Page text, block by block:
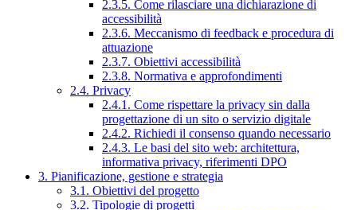
2.3.5. Come rilasciare una dichiarazione di
accessibilità
2.3.6. Meccanismo di feedback e procedura di
attuazione
2.3.7. Obiettivi accessibilità
2.3.8. Normativa e approfondimenti
2.4. Privacy
2.4.1. Come rispettare la privacy sin dalla
progettazione di un sito o servizio digitale
2.4.2. Richiedi il consenso quando necessario
2.4.3. Le basi del sito web: architettura,
informativa privacy, riferimenti DPO
3. Pianificazione, gestione e strategia
3.1. Obiettivi del progetto
3.2. Tipologie di progetti